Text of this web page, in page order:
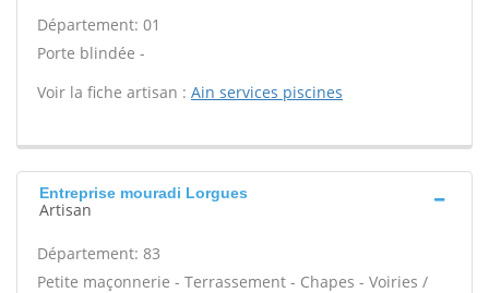
Département: 01
Porte blindée -
Voir la fiche artisan : Ain services piscines
Entreprise mouradi Lorgues
Artisan
Département: 83
Petite maçonnerie - Terrassement - Chapes - Voiries /